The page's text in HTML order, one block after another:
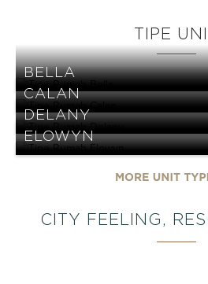
TIPE
BELLA
CALAN
DELANY
ELOWYN
CITY FEELING,